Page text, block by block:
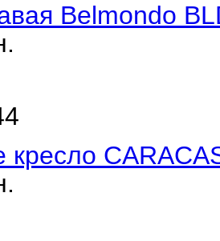
Belmondo
кресло